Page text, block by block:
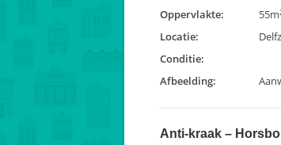
Oppervlakte:
55m
Locatie:
Conditie:
Afbeelding:
Anti-kraak –